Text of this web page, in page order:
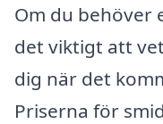
Om du behöver
det viktigt att
dig när det
Priserna för